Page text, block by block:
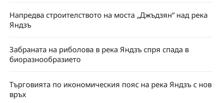
Напредва строителството на моста „Джъдзян“ над река
Яндзъ
Забраната на риболова в река Яндзъ спря спада в
биоразнообразието
Търговията по икономическия пояс на река Яндзъ с нов
връх